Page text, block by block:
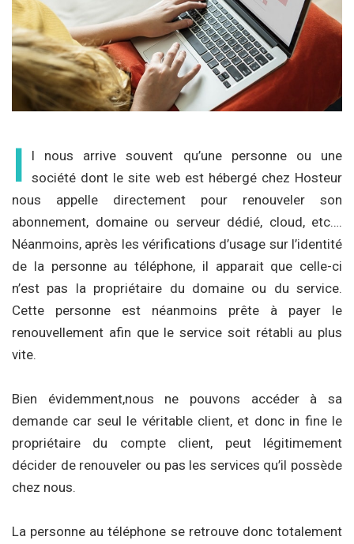
I
l nous arrive souvent qu’une personne ou une
société dont le site web est hébergé chez Hosteur
nous appelle directement pour renouveler son
abonnement, domaine ou serveur dédié, cloud, etc….
Néanmoins, après les vérifications d’usage sur l’identité
de la personne au téléphone, il apparait que celle-ci
n’est pas la propriétaire du domaine ou du service.
Cette personne est néanmoins prête à payer le
renouvellement afin que le service soit rétabli au plus
vite.
Bien évidemment,nous ne pouvons accéder à sa
demande car seul le véritable client, et donc in fine le
propriétaire du compte client, peut légitimement
décider de renouveler ou pas les services qu’il possède
chez nous.
La personne au téléphone se retrouve donc totalement